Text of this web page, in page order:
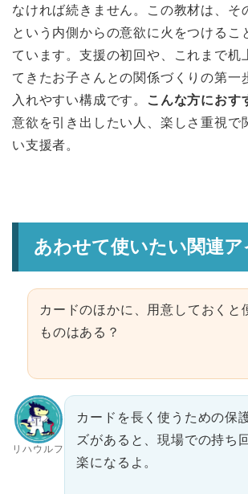
なければ続きません。この教材は、そ
という内側からの意欲に火をつけるこ
ています。支援の初回や、これまで机
てきたお子さんとの関係づくりの第一
入れやすい構成です。 こんな方におす
意欲を引き出したい人、楽しさ重視で
い支援者。
あわせて使いたい関連
カードのほかに、用意しておくと
ものはある？
リハウルフ
カードを長く使うための保
ズがあると、現場での持ち
楽になるよ。